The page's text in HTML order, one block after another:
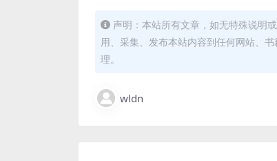
声明：本站所有文章，如无特殊说明
用、采集、发布本站内容到任何网站、
理。
wldn